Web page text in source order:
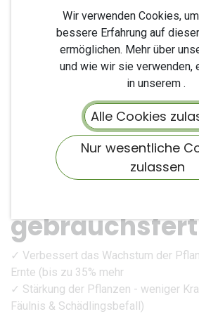
BioFarm Obst &
✓ Verbessert das Wachstum der
Ernte (bis zu 35% mehr
✓ Stärkung der Pflanzen - weniger
Fäulnis & Schädlingsbefall)
Wir verwenden Cookies,
bessere Erfahrung auf
ermöglichen. Mehr über
und wie wir sie verwenden,
in unserem .
Alle Cookies
Nur wesentliche
zulassen